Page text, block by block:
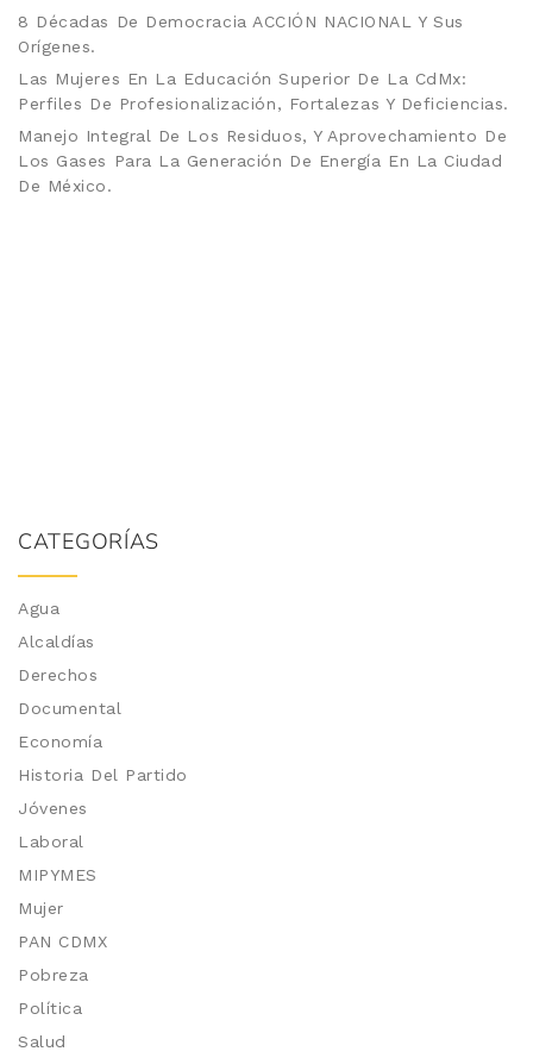
8 Décadas De Democracia ACCIÓN NACIONAL Y Sus
Orígenes.
Las Mujeres En La Educación Superior De La CdMx:
Perfiles De Profesionalización, Fortalezas Y Deficiencias.
Manejo Integral De Los Residuos, Y Aprovechamiento De
Los Gases Para La Generación De Energía En La Ciudad
De México.
CATEGORÍAS
Agua
Alcaldías
Derechos
Documental
Economía
Historia Del Partido
Jóvenes
Laboral
MIPYMES
Mujer
PAN CDMX
Pobreza
Política
Salud